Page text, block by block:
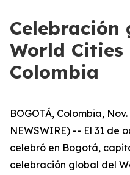
Celebración
World Cities
Colombia
BOGOTÁ, Colombia,
NEWSWIRE) -- El 31 de
celebró en Bogotá,
celebración global del